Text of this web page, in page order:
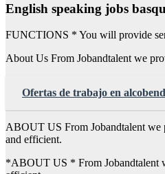
English speaking jobs
FUNCTIONS * You will provide
About Us From Jobandtalent we
Ofertas de trabajo en
ABOUT US From Jobandtalent we
and efficient.
*ABOUT US * From Jobandtalent